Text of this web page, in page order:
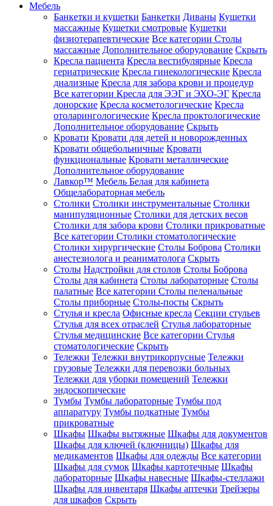
Мебель
Банкетки и кушетки Банкетки Диваны Кушетки
массажные Кушетки смотровые Кушетки
физиотерапевтические Все категории Столы
массажные Дополнительное оборудование Скрыть
Кресла пациента Кресла вестибулярные Кресла
гериатрические Кресла гинекологические Кресла
диализные Кресла для забора крови и процедур
Все категории Кресла для ЭЭГ и ЭХО-ЭГ Кресла
донорские Кресла косметологические Кресла
отоларингологические Кресла проктологические
Дополнительное оборудование Скрыть
Кровати Кровати для детей и новорожденных
Кровати общебольничные Кровати
функциональные Кровати металлические
Дополнительное оборудование
Лавкор™ Мебель Белая для кабинета
Общелабораторная мебель
Столики Столики инструментальные Столики
манипуляционные Столики для детских весов
Столики для забора крови Столики прикроватные
Все категории Столики стоматологические
Столики хирургические Столы Боброва Столики
анестезиолога и реаниматолога Скрыть
Столы Надстройки для столов Столы Боброва
Столы для кабинета Столы лабораторные Столы
палатные Все категории Столы пеленальные
Столы приборные Столы-посты Скрыть
Стулья и кресла Офисные кресла Секции стульев
Стулья для всех отраслей Стулья лабораторные
Стулья медицинские Все категории Стулья
стоматологические Скрыть
Тележки Тележки внутрикорпусные Тележки
грузовые Тележки для перевозки больных
Тележки для уборки помещений Тележки
эндоскопические
Тумбы Тумбы лабораторные Тумбы под
аппаратуру Тумбы подкатные Тумбы
прикроватные
Шкафы Шкафы вытяжные Шкафы для документов
Шкафы для ключей (ключницы) Шкафы для
медикаментов Шкафы для одежды Все категории
Шкафы для сумок Шкафы картотечные Шкафы
лабораторные Шкафы навесные Шкафы-стеллажи
Шкафы для инвентаря Шкафы аптечки Трейзеры
для шкафов Скрыть